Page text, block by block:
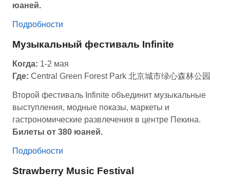
юаней.
Подробности
Музыкальный фестиваль Infinite
Когда: 1-2 мая
Где: Central Green Forest Park 北京城市绿心森林公园
Второй фестиваль Infinite объединит музыкальные
выступления, модные показы, маркеты и
гастрономические развлечения в центре Пекина.
Билеты от 380 юаней.
Подробности
Strawberry Music Festival